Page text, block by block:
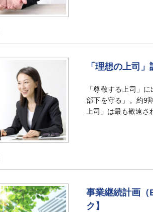
「理想の上司
「尊敬する上司」
部下を守る」。約9
上司」は最も敬遠
事業継続計画（
ク】